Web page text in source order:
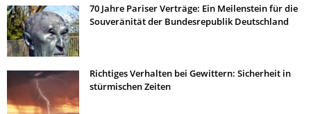
70 Jahre Pariser Verträge: Ein Meilenstein für die
Souveränität der Bundesrepublik Deutschland
Richtiges Verhalten bei Gewittern: Sicherheit in
stürmischen Zeiten